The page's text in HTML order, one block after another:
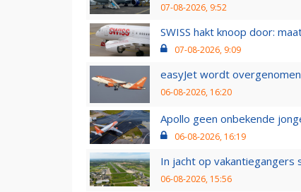
07-08-2026, 9:52
SWISS hakt knoop door:
07-08-2026, 9:09
easyJet wordt
06-08-2026, 16:20
Apollo geen onbekende
06-08-2026, 16:19
In jacht op vakantiegangers
06-08-2026, 15:56